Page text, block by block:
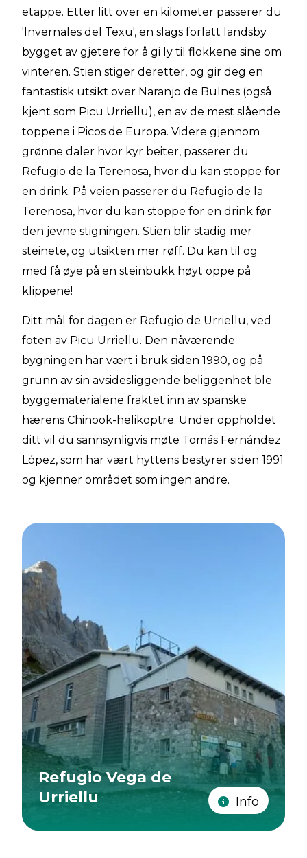
etappe. Etter litt over en kilometer passerer du
'Invernales del Texu', en slags forlatt landsby
bygget av gjetere for å gi ly til flokkene sine om
vinteren. Stien stiger deretter, og gir deg en
fantastisk utsikt over Naranjo de Bulnes (også
kjent som Picu Urriellu), en av de mest slående
toppene i Picos de Europa. Videre gjennom
grønne daler hvor kyr beiter, passerer du
Refugio de la Terenosa, hvor du kan stoppe for
en drink. På veien passerer du Refugio de la
Terenosa, hvor du kan stoppe for en drink før
den jevne stigningen. Stien blir stadig mer
steinete, og utsikten mer røff. Du kan til og
med få øye på en steinbukk høyt oppe på
klippene!
Ditt mål for dagen er Refugio de Urriellu, ved
foten av Picu Urriellu. Den nåværende
bygningen har vært i bruk siden 1990, og på
grunn av sin avsidesliggende beliggenhet ble
byggematerialene fraktet inn av spanske
hærens Chinook-helikoptre. Under oppholdet
ditt vil du sannsynligvis møte Tomás Fernández
López, som har vært hyttens bestyrer siden 1991
og kjenner området som ingen andre.
Refugio Vega de
Urriellu
Info